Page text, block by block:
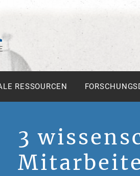
RESSOURCEN
3